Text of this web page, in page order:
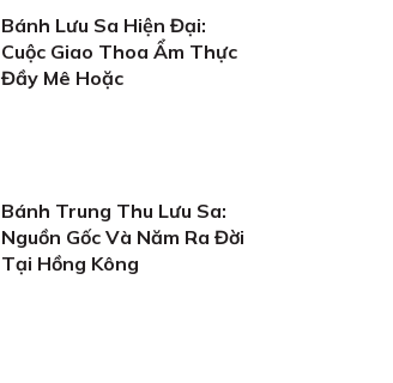
Bánh Lưu Sa Hiện Đại:
Cuộc Giao Thoa Ẩm Thực
Đầy Mê Hoặc
Bánh Trung Thu Lưu Sa:
Nguồn Gốc Và Năm Ra Đời
Tại Hồng Kông